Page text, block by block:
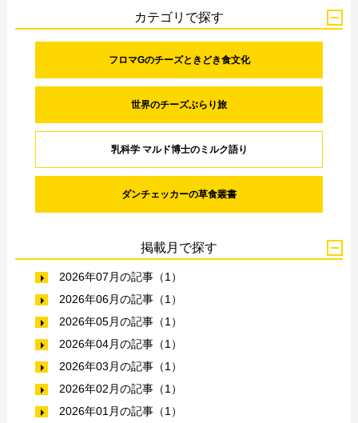
カテゴリで探す
フロマGのチーズときどき食文化
世界のチーズぶらり旅
乳科学 マルド博士のミルク語り
ダンチェッカーの草食叢書
掲載月で探す
2026年07月の記事（1）
2026年06月の記事（1）
2026年05月の記事（1）
2026年04月の記事（1）
2026年03月の記事（1）
2026年02月の記事（1）
2026年01月の記事（1）